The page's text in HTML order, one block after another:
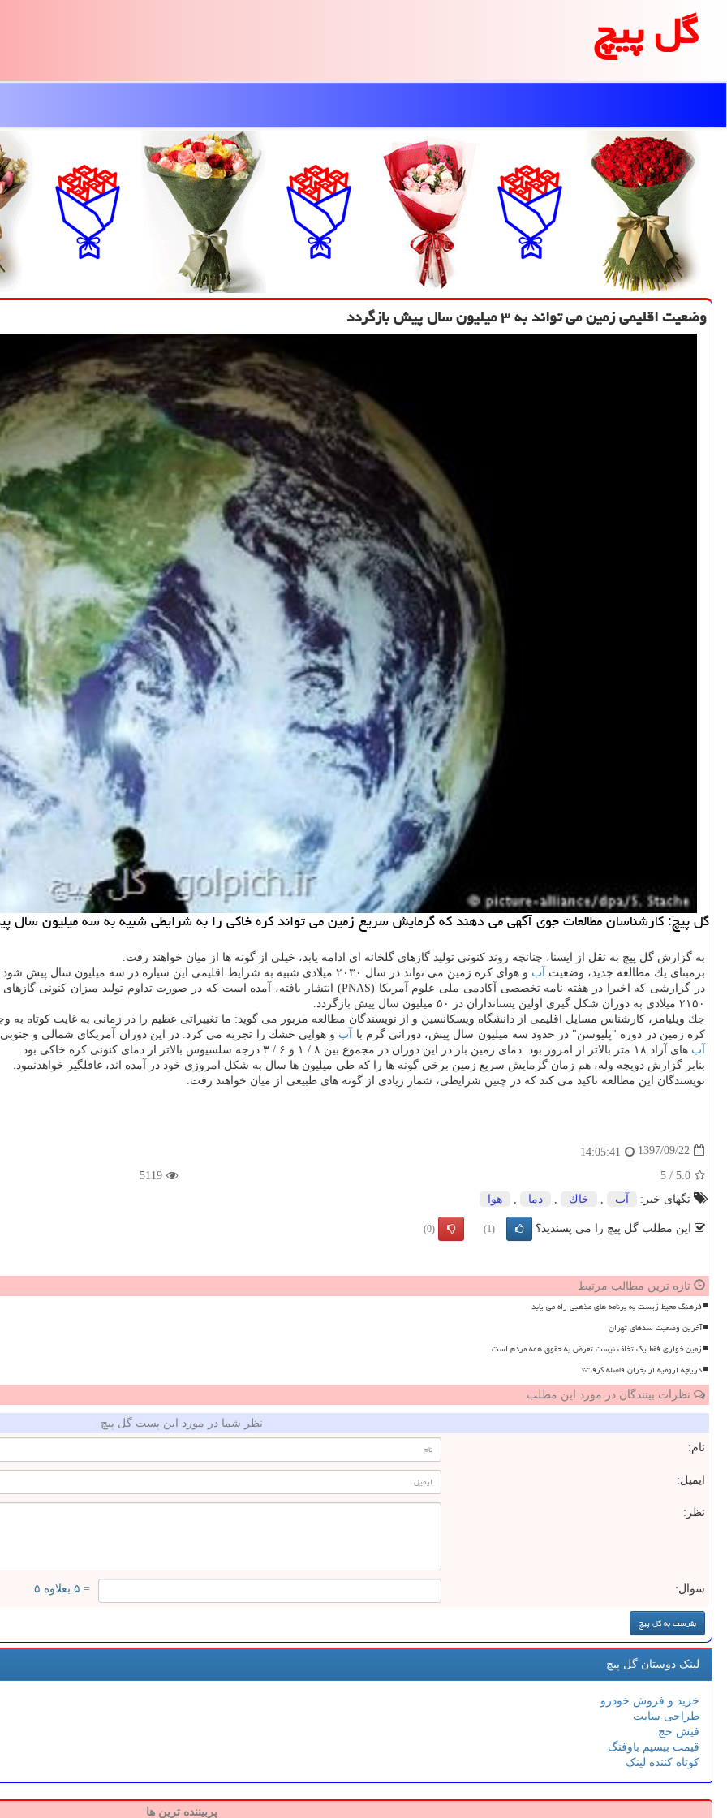
گل پیچ
وضعیت اقلیمی زمین می تواند به ۳ میلیون سال پیش بازگردد
گل پیچ: كارشناسان مطالعات جوی آگهی می دهند كه گرمایش سریع زمین می تواند كره خاكی را به شرایطی شبیه به سه میلیون سال
به گزارش گل پیچ به نقل از ایسنا، چنانچه روند كنونی تولید گازهای گلخانه ای ادامه یابد، خیلی از گونه ها از میان خواهند رفت.
برمبنای یك مطالعه جدید، وضعیت
آب و هوای كره زمین می تواند در سال ۲۰۳۰ میلادی شبیه به شرایط اقلیمی این سیاره در سه میلیون سال پیش شود.
در گزارشی كه اخیرا در هفته نامه تخصصی آكادمی ملی علوم آمریكا (PNAS) انتشار یافته، آمده است كه در صورت تداوم تولید میزان كنونی گازهای گلخانه ای در جو حتی امكان دارد شرایط
۲۱۵۰ میلادی به دوران شكل گیری اولین پستانداران در ۵۰ میلیون سال پیش بازگردد.
جك ویلیامز، كارشناس مسایل اقلیمی از دانشگاه ویسكانسین و از نویسندگان مطالعه مزبور می گوید: ما تغییراتی عظیم را در زمانی به غایت كوتاه به
كره زمین در دوره "پلیوسن" در حدود سه میلیون سال پیش، دورانی گرم با
آب و هوایی خشك را تجربه می كرد. در این دوران آمریكای شمالی و جنوبی
آب های آزاد ۱۸ متر بالاتر از امروز بود. دمای زمین باز در این دوران در مجموع بین ۸ / ۱ و ۶ / ۳ درجه سلسیوس بالاتر از دمای كنونی كره خاكی بود.
بنابر گزارش دویچه وله، هم زمان گرمایش سریع زمین برخی گونه ها را كه طی میلیون ها سال به شكل امروزی خود در آمده اند، غافلگیر خواهدنمود.
نویسندگان این مطالعه تاكید می كند كه در چنین شرایطی، شمار زیادی از گونه های طبیعی از میان خواهند رفت.
1397/09/22
14:05:41
5.0
/
5
5119
تگهای خبر:
آب خاك دما هوا
این مطلب گل پیچ را می پسندید؟ (1)
(0)
تازه ترین مطالب مرتبط
فرهنگ محیط زیست به برنامه های مذهبی راه می یابد
آخرین وضعیت سدهای تهران
زمین خواری فقط یک تخلف نیست تعرض به حقوق همه مردم است
دریاچه ارومیه از بحران فاصله گرفت؟
نظرات بینندگان در مورد این مطلب
نظر شما در مورد این پست گل پیچ
نام:
ایمیل:
نظر:
سوال: = ۵ بعلاوه ۵
لینک دوستان گل پیچ
خرید و فروش خودرو
طراحی سایت
فیش حج
قیمت بیسیم باوفنگ
کوتاه کننده لینک
پربیننده ترین ها